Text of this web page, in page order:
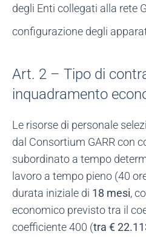
degli Enti collegati alla rete
configurazione degli
Art. 2 – Tipo di
inquadramento
Le risorse di personale
dal Consortium GARR con
subordinato a tempo
lavoro a tempo pieno (40
durata iniziale di 18 mesi,
economico previsto tra il
coefficiente 400 (tra €